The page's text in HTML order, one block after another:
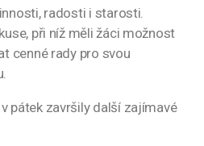
radosti i starosti.
při níž měli žáci možnost
cenné rady pro svou
pátek završily další zajímavé